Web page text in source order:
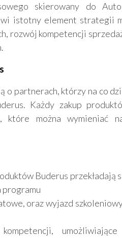
skierowany do
istotny element strategii
rozwój kompetencji
o partnerach, którzy na co
Każdy zakup
które można wymieniać
Buderus przekładają
programu
oraz wyjazd
umożliwiające